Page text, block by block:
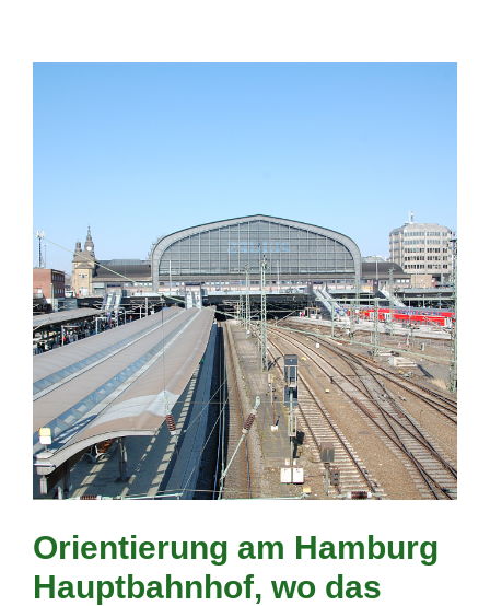
Orientierung am Hamburg
Hauptbahnhof, wo das